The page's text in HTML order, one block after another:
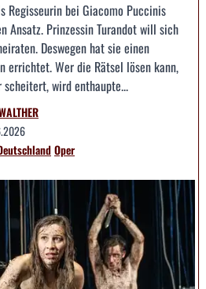
Regisseurin bei Giacomo Puccinis
Ansatz. Prinzessin Turandot will sich
Deswegen hat sie einen
errichtet. Wer die Rätsel lösen kann,
scheitert, wird enthaupte...
Oper